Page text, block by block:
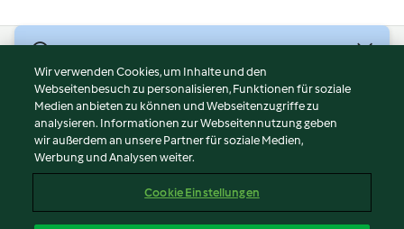
Nutzungsbedingungen
Datenschutzrichtlinien
Disclaimer
Impressum
Inhalt melden
Wir verwenden Cookies, um Inhalte und den
Webseitenbesuch zu personalisieren, Funktionen für soziale
Medien anbieten zu können und Webseitenzugriffe zu
analysieren. Informationen zur Webseitennutzung geben
wir außerdem an unsere Partner für soziale Medien,
Werbung und Analysen weiter.
Cookie Einstellungen